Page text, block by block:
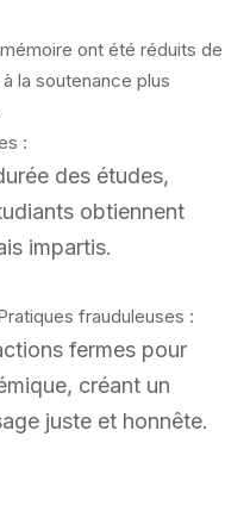
ont été réduits de
la soutenance plus
:
des études,
obtiennent
impartis.
frauduleuses :
fermes pour
créant un
juste et honnête.